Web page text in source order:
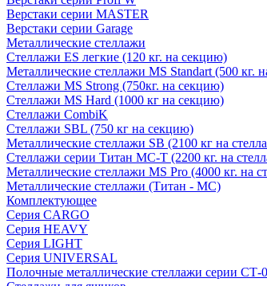
Верстаки серии MASTER
Верстаки серии Garage
Металлические стеллажи
Стеллажи ES легкие (120 кг. на секцию)
Металлические стеллажи MS Standart (500 кг.
Стеллажи MS Strong (750кг. на секцию)
Стеллажи MS Hard (1000 кг на секцию)
Стеллажи CombiK
Стеллажи SBL (750 кг на секцию)
Металлические стеллажи SB (2100 кг на
Стеллажи серии Титан МС-Т (2200 кг. на
Металлические стеллажи MS Pro (4000 кг. на
Металлические стеллажи (Титан - МС)
Комплектующее
Серия CARGO
Серия HEAVY
Серия LIGHT
Серия UNIVERSAL
Полочные металлические стеллажи серии СТ-